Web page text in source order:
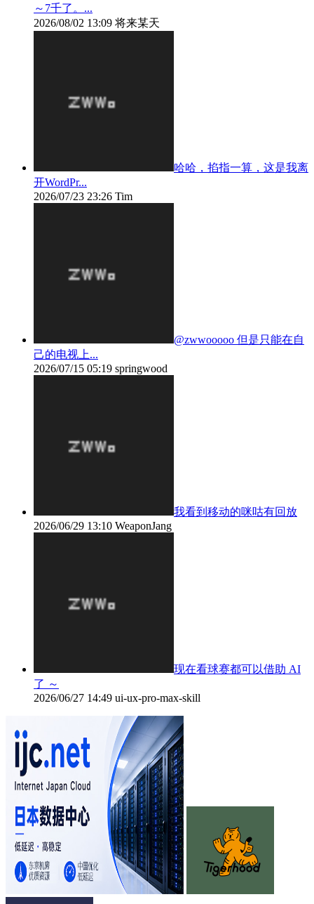
～7千了。...
2026/08/02 13:09 将来某天
哈哈，掐指一算，这是我离
开WordPr...
2026/07/23 23:26 Tim
@zwwooooo 但是只能在自
己的电视上...
2026/07/15 05:19 springwood
我看到移动的咪咕有回放
2026/06/29 13:10 WeaponJang
现在看球赛都可以借助 AI
了 ～
2026/06/27 14:49 ui-ux-pro-max-skill